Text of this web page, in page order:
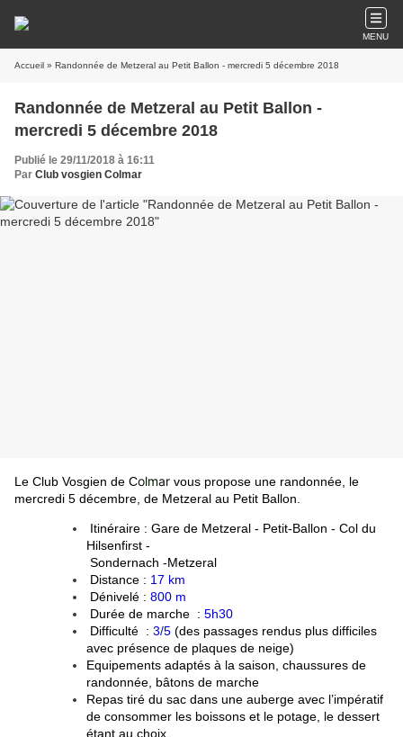
MENU
Accueil » Randonnée de Metzeral au Petit Ballon - mercredi 5 décembre 2018
Randonnée de Metzeral au Petit Ballon -
mercredi 5 décembre 2018
Publié le 29/11/2018 à 16:11
Par Club vosgien Colmar
Le Club Vosgien de Colmar vous propose une randonnée, le
mercredi 5 décembre, de Metzeral au Petit Ballon.
Itinéraire : Gare de Metzeral - Petit-Ballon - Col du
Hilsenfirst -
Sondernach -Metzeral
Distance : 17 km
Dénivelé : 800 m
Durée de marche : 5h30
Difficulté : 3/5 (des passages rendus plus difficiles
avec présence de plaques de neige)
Equipements adaptés à la saison, chaussures de
randonnée, bâtons de marche
Repas tiré du sac dans une auberge avec l’impératif
de consommer les boissons et le potage, le dessert
étant au choix.